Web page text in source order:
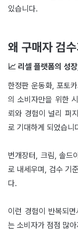
있습니다.
왜 구매자 검
📈 리셀 플랫폼의 성
한정판 운동화, 포토
의 소비자만을 위한
뢰와 경험이 널리 퍼
로 기대하게 되었습니
번개장터, 크림, 솔드
로 내세우며, 검수 기
다.
이런 경험이 반복되
는 소비자가 점점 많